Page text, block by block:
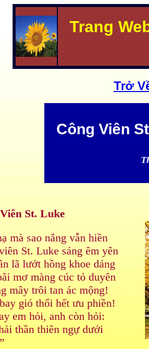
Trang
Trở
Công Viên
St. Luke
mà sao nắng vẫn hiền
St. Luke sáng êm yên
lã lướt hồng khoe dáng
mơ màng cúc tỏ duyên
mây trôi tan ác mộng!
gió thổi hết ưu phiền!
em hỏi, anh còn hỏi:
thần thiên ngự dưới